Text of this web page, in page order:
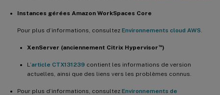
Instances gérées Amazon WorkSpaces Core
Pour plus d’informations, consultez Environnements cloud AWS
XenServer (anciennement Citrix Hypervisor ™)
L’article CTX131239 contient les informations de version
actuelles, ainsi que des liens vers les problèmes connus.
Pour plus d’informations, consultez Environnements de